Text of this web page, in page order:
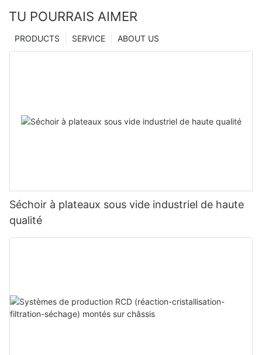
TU POURRAIS AIMER
ABOUT US
SERVICE
PRODUCTS
Séchoir à plateaux sous vide industriel de haute
qualité